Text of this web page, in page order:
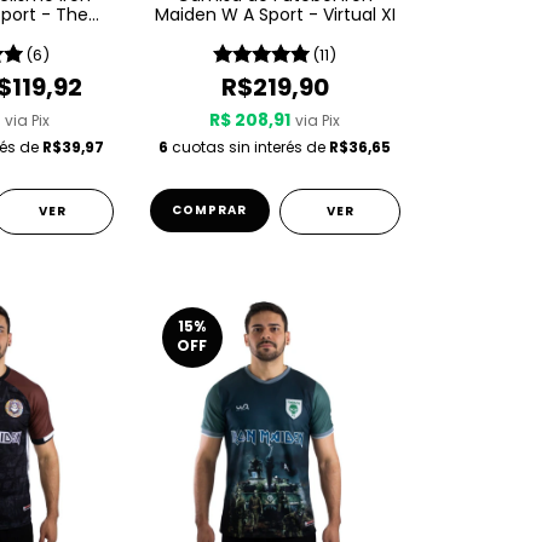
- The
(6)
via Pix
de R$39,97
VER
Maiden W A Sport - Virtual XI
(11)
R$219,90
R$ 208,91 via Pix
6 cuotas sin interés de R$36,65
COMPRAR VER
15%
OFF